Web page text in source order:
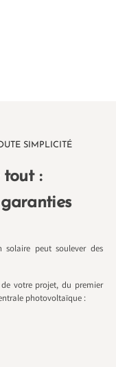
SIMPLICITÉ
tout :
solaire peut soulever des
votre projet, du premier
photovoltaïque :